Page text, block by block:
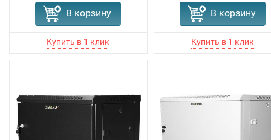
В корзину В корзину